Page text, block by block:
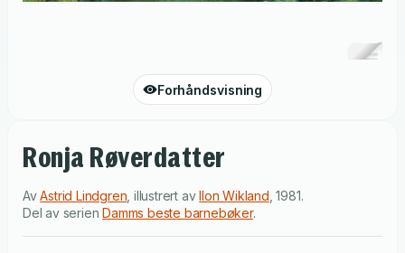
Forhåndsvisning
Ronja Røverdatter
AvAstrid Lindgren ,illustrert avIlon Wikland ,1981.
Del av serienDamms beste barnebøker.